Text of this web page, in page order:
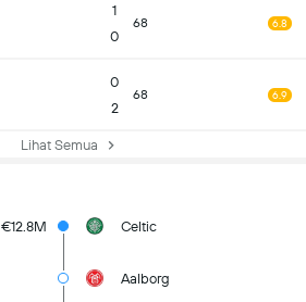
1
0
68 6.8
0
2
68 6.9
Lihat Semua
€12.8M Celtic
Aalborg